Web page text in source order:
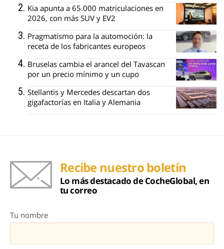
Kia apunta a 65.000 matriculaciones en
2026, con más SUV y EV2
Pragmatismo para la automoción: la
receta de los fabricantes europeos
Bruselas cambia el arancel del Tavascan
por un precio mínimo y un cupo
Stellantis y Mercedes descartan dos
gigafactorías en Italia y Alemania
Recibe nuestro boletín
Lo más destacado de CocheGlobal, en
tu correo
Tu nombre